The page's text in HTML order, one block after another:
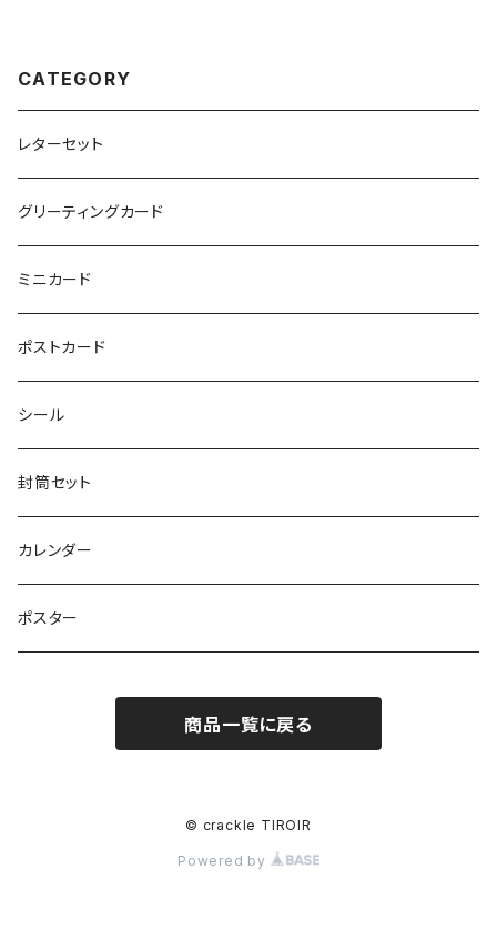
CATEGORY
レターセット
グリーティングカード
ミニカード
ポストカード
シール
封筒セット
カレンダー
ポスター
商品一覧に戻る
© crackle TIROIR
Powered by